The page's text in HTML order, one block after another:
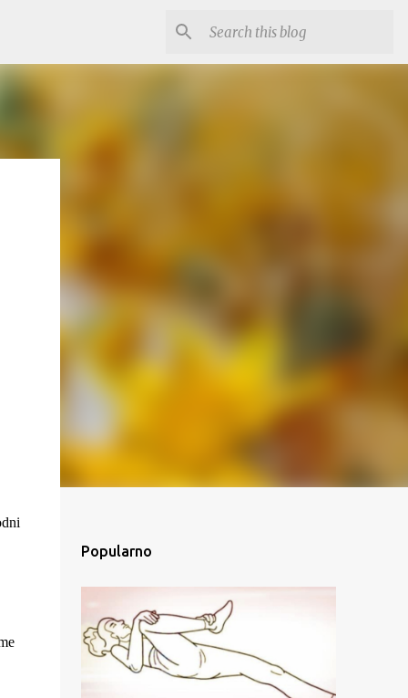
Popularno